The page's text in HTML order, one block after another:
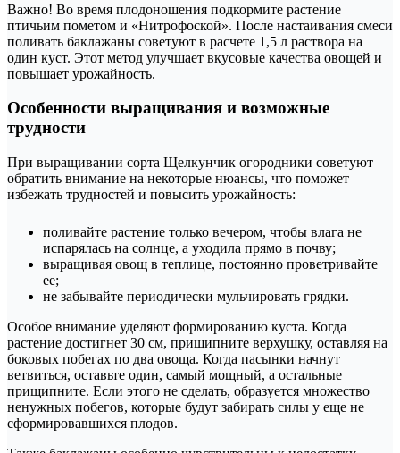
Важно! Во время плодоношения подкормите растение
птичьим пометом и «Нитрофоской». После настаивания смеси
поливать баклажаны советуют в расчете 1,5 л раствора на
один куст. Этот метод улучшает вкусовые качества овощей и
повышает урожайность.
Особенности выращивания и возможные
трудности
При выращивании сорта Щелкунчик огородники советуют
обратить внимание на некоторые нюансы, что поможет
избежать трудностей и повысить урожайность:
поливайте растение только вечером, чтобы влага не
испарялась на солнце, а уходила прямо в почву;
выращивая овощ в теплице, постоянно проветривайте
ее;
не забывайте периодически мульчировать грядки.
Особое внимание уделяют формированию куста. Когда
растение достигнет 30 см, прищипните верхушку, оставляя на
боковых побегах по два овоща. Когда пасынки начнут
ветвиться, оставьте один, самый мощный, а остальные
прищипните. Если этого не сделать, образуется множество
ненужных побегов, которые будут забирать силы у еще не
сформировавшихся плодов.